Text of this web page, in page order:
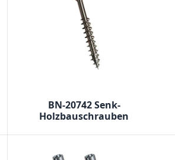
BN-20742 Senk-
Holzbauschrauben